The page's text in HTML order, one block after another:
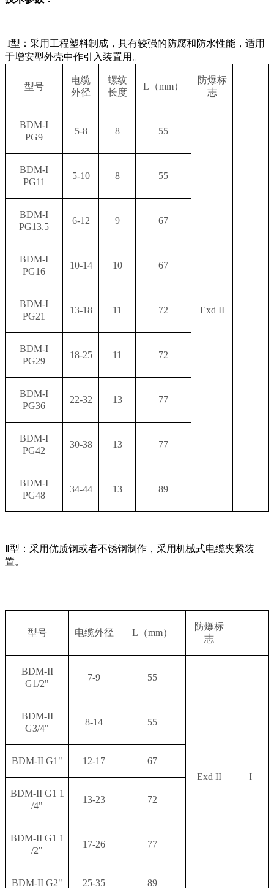
I型：采用工程塑料制成，具有较强的防腐和防水性能，适用
于增安型外壳中作引入装置用。
型号
电缆
外径
螺纹
长度
L （mm）
防爆标
志
BDM-I
PG9
5-8 8 55
Exd II
BDM-I
PG11
5-10 8 55
BDM-I
PG13.5
6-12 9 67
BDM-I
PG16
10-14 10 67
BDM-I
PG21
13-18 11 72
BDM-I
PG29
18-25 11 72
BDM-I
PG36
22-32 13 77
BDM-I
PG42
30-38 13 77
BDM-I
PG48
34-44 13 89
Ⅱ型：采用优质钢或者不锈钢制作，采用机械式电缆夹紧装
置。
型号 电缆外径 L （mm）
防爆标
志
BDM-II
G1/2"
7-9 55
Exd II I
BDM-II
G3/4"
8-14 55
BDM-II G1" 12-17 67
BDM-II G1 1
/4"
13-23 72
BDM-II G1 1
/2"
17-26 77
BDM-II G2" 25-35 89